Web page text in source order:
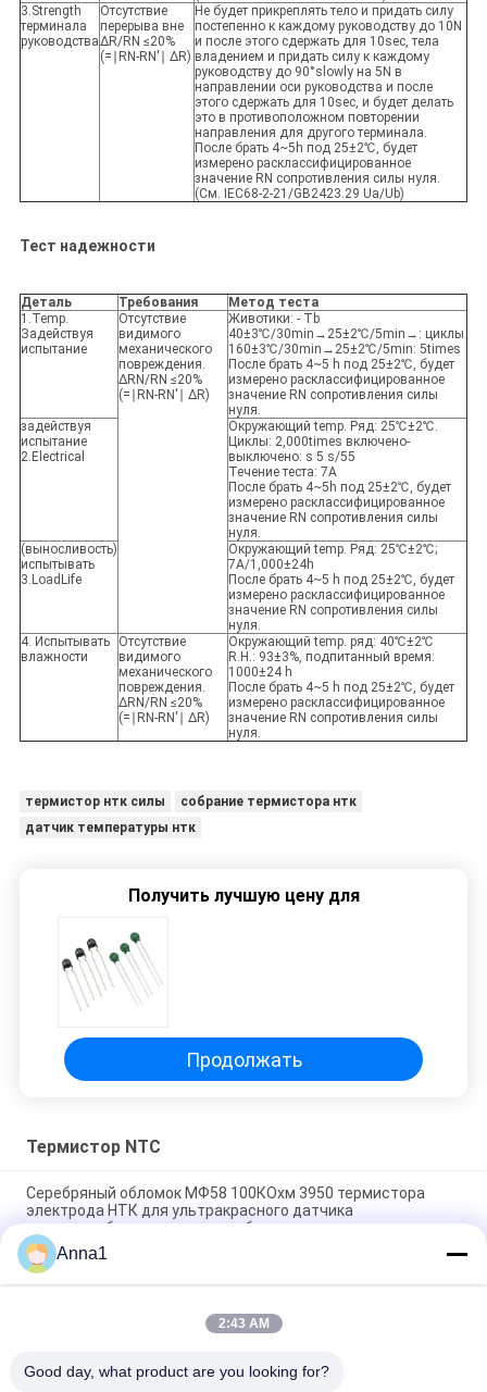
3.Strength
терминала
руководства
Отсутствие
перерыва вне
ΔR/RN ≤20%
(=∣RN-RN'∣ ΔR)
Не будет прикреплять тело и придать силу
постепенно к каждому руководству до 10N
и после этого сдержать для 10sec, тела
владением и придать силу к каждому
руководству до 90°slowly на 5N в
направлении оси руководства и после
этого сдержать для 10sec, и будет делать
это в противоположном повторении
направления для другого терминала.
После брать 4~5h под 25±2℃, будет
измерено расклассифицированное
значение RN сопротивления силы нуля.
(См. IEC68-2-21/GB2423.29 Ua/Ub)
Тест надежности
Деталь Требования
Метод теста
1.Temp.
Задействуя
испытание
Отсутствие
видимого
механического
повреждения.
ΔRN/RN ≤20%
(=∣RN-RN'∣ ΔR)
Животики: - Tb
40±3℃/30min→25±2℃/5min→: циклы
160±3℃/30min→25±2℃/5min: 5times
После брать 4~5 h под 25±2℃, будет
измерено расклассифицированное
значение RN сопротивления силы
нуля.
задействуя
испытание
2.Electrical
Окружающий temp. Ряд: 25℃±2℃.
Циклы: 2,000times включено-
выключено: s 5 s/55
Течение теста: 7A
После брать 4~5h под 25±2℃, будет
измерено расклассифицированное
значение RN сопротивления силы
нуля.
(выносливость)
испытывать
3.LoadLife
Окружающий temp. Ряд: 25℃±2℃;
7A/1,000±24h
После брать 4~5 h под 25±2℃, будет
измерено расклассифицированное
значение RN сопротивления силы
нуля.
4. Испытывать
влажности
Отсутствие
видимого
механического
повреждения.
ΔRN/RN ≤20%
(=∣RN-RN'∣ ΔR)
Окружающий temp. ряд: 40℃±2℃
R.H.: 93±3%, подпитанный время:
1000±24 h
После брать 4~5 h под 25±2℃, будет
измерено расклассифицированное
значение RN сопротивления силы
нуля.
термистор нтк силы
собрание термистора нтк
датчик температуры нтк
Получить лучшую цену для
Продолжать
Термистор NTC
Серебряный обломок МФ58 100КОхм 3950 термистора
электрода НТК для ультракрасного датчика
термостолбика термометра лба
Пластиковый термистор температуры измерения НТК
температуры диода пакета МФ54
Термистор МФ75-0.2/70 70А 0.2Охм Б2600 11500уФ
Anna1
2:43 AM
Good day, what product are you looking for?